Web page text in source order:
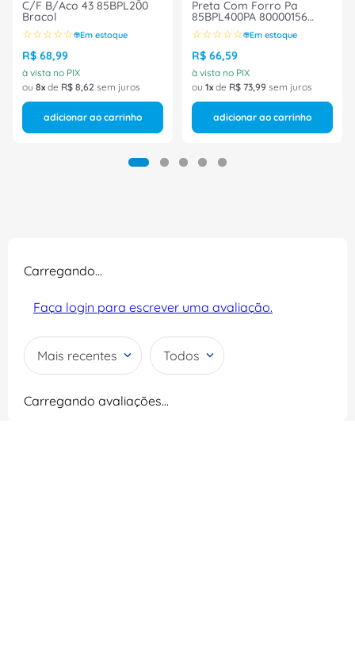
C/F B/Aco 43 85BPL200
Bracol
☆☆☆☆☆ Em estoque
R$ 68,99
à vista no PIX
ou 8 de R$ 8,62 sem juros
adicionar ao carrinho
Preta Com Forro Pa
85BPL400PA 80000156
Tamanho 43 CA 35225
Bracol
☆☆☆☆☆ Em estoque
R$ 66,59
à vista no PIX
ou 1 de R$ 73,99 sem juros
adicionar ao carrinho
Carregando…
Faça login para escrever uma avaliação.
Mais recentes Todos
Carregando avaliações…